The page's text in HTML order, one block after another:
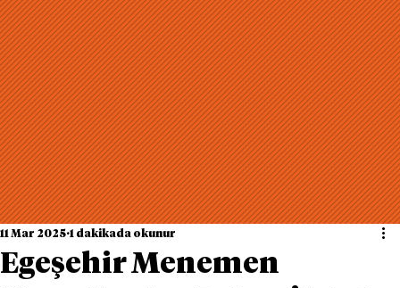
Egeşehir Menemen
11 Mar 2025 1 dakikada okunur